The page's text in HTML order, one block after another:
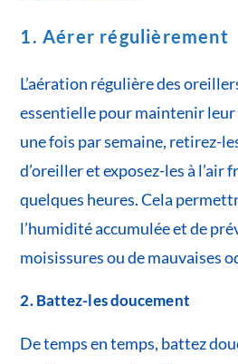
1. Aérer régulièrement
L’aération régulière des
essentielle pour maintenir
une fois par semaine, retirez-
d’oreiller et exposez-les à l’air
quelques heures. Cela
l’humidité accumulée et de
moisissures ou de mauvaises
2. Battez-les doucement
De temps en temps, battez